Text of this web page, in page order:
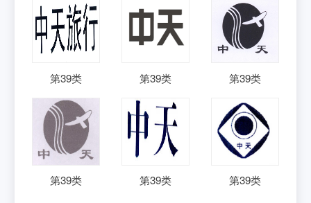
第39类 第39类 第39类
第39类 第39类 第39类